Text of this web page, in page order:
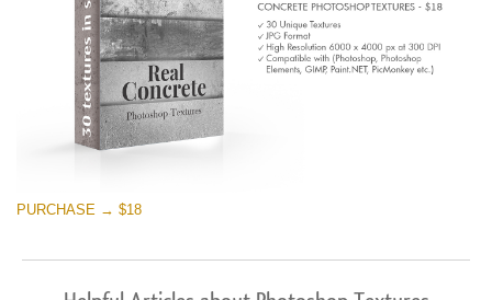
PURCHASE → $18